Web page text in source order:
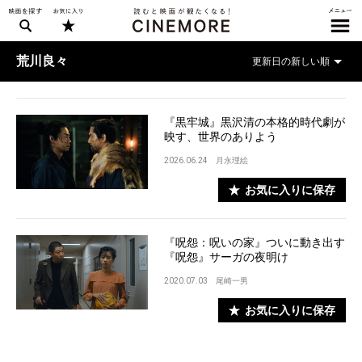
荒川良々
『黒牢城』黒沢清の本格的時代劇が
映す、世界のありよう
2026.06.24 月永理絵
お気に入りに保存
『呪怨：呪いの家』ついに動き出す
『呪怨』サーガの夜明け
2020.07.03 尾崎一男
お気に入りに保存